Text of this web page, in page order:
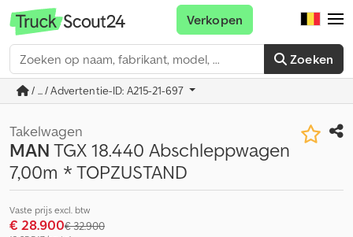
Zoeken
Verkopen
/ ... / Advertentie-ID: A215-21-697
Takelwagen
MANTGX 18.440 Abschleppwagen
7,00m * TOPZUSTAND
Vaste prijs excl. btw
€ 28.900€ 32.900